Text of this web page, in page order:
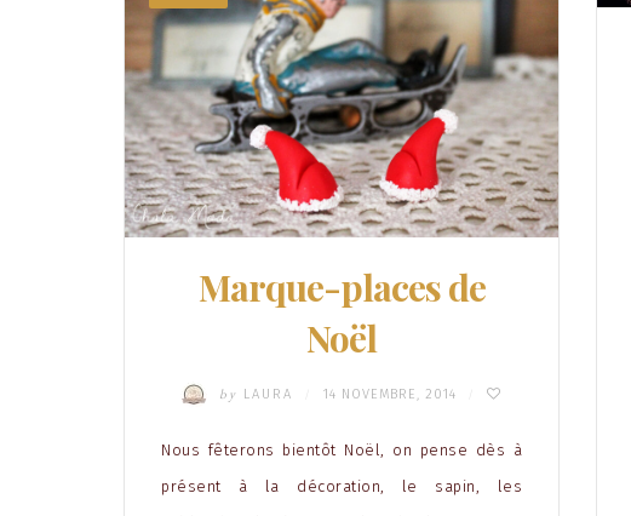
Marque-places de
Noël
by LAURA 14 NOVEMBRE, 2014
Nous fêterons bientôt Noël, on pense dès à
présent à la décoration, le sapin, les